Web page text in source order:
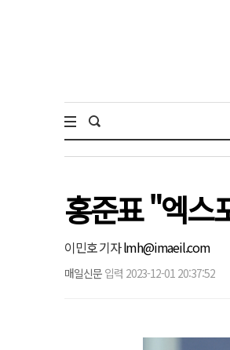
홍준표 "엑스
이민호 기자lmh@imaeil.com
매일신문 입력 2023-12-01 20:37:52